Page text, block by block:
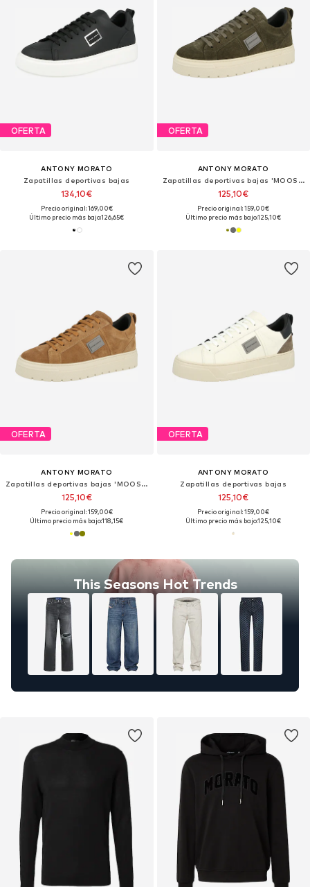
OFERTA
ANTONY MORATO
Zapatillas deportivas bajas
134,10€
Precio original: 169,00€
Último precio más bajo:126,65€
OFERTA
ANTONY MORATO
Zapatillas deportivas bajas 'MOOSE'
125,10€
Precio original: 159,00€
Último precio más bajo:125,10€
OFERTA
ANTONY MORATO
Zapatillas deportivas bajas 'MOOSE'
125,10€
Precio original: 159,00€
Último precio más bajo:118,15€
OFERTA
ANTONY MORATO
Zapatillas deportivas bajas
125,10€
Precio original: 159,00€
Último precio más bajo:125,10€
This Seasons Hot Trends